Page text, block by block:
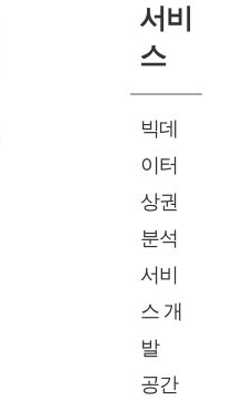
서비
스
빅데
이터
상권
분석
서비
스 개
발
공간